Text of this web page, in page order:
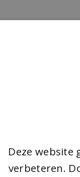
Deze
verbeteren.